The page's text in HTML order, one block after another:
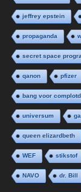
jeffrey epstein
propaganda
secret space
qanon pfizer
bang voor
universum
queen elizardbeth
WEF stikstof
NAVO dr. Bill